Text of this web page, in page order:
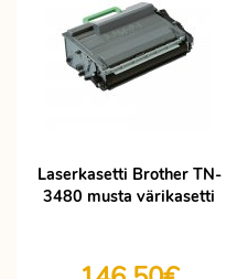
Laserkasetti Brother TN-
3480 musta värikasetti